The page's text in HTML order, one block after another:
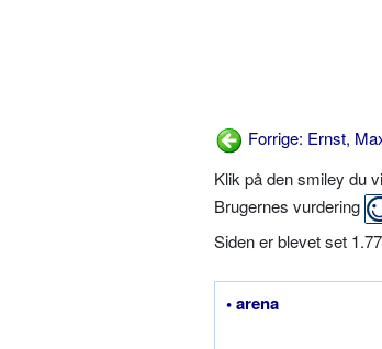
Forrige: Ernst,
Klik på den smiley du
Brugernes vurdering
Siden er blevet set
• arena